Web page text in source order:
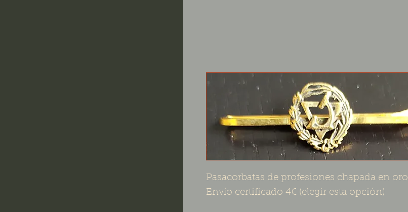
Pasacorbatas de profesiones chapada en oro
Envío certificado 4€ (elegir esta opción)